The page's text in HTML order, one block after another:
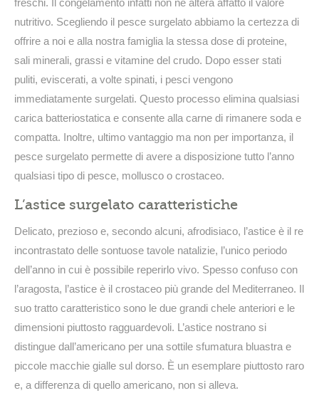
freschi. Il congelamento infatti non ne altera affatto il valore
nutritivo. Scegliendo il pesce surgelato abbiamo la certezza di
offrire a noi e alla nostra famiglia la stessa dose di proteine,
sali minerali, grassi e vitamine del crudo. Dopo esser stati
puliti, eviscerati, a volte spinati, i pesci vengono
immediatamente surgelati. Questo processo elimina qualsiasi
carica batteriostatica e consente alla carne di rimanere soda e
compatta. Inoltre, ultimo vantaggio ma non per importanza, il
pesce surgelato permette di avere a disposizione tutto l’anno
qualsiasi tipo di pesce, mollusco o crostaceo.
L’astice surgelato caratteristiche
Delicato, prezioso e, secondo alcuni, afrodisiaco, l’astice è il re
incontrastato delle sontuose tavole natalizie, l’unico periodo
dell’anno in cui è possibile reperirlo vivo. Spesso confuso con
l’aragosta, l’astice è il crostaceo più grande del Mediterraneo. Il
suo tratto caratteristico sono le due grandi chele anteriori e le
dimensioni piuttosto ragguardevoli. L’astice nostrano si
distingue dall’americano per una sottile sfumatura bluastra e
piccole macchie gialle sul dorso. È un esemplare piuttosto raro
e, a differenza di quello americano, non si alleva.